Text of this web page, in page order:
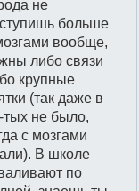
не
больше
вообще,
либо связи
крупные
(так даже в
тых не было,
с мозгами
В школе
по